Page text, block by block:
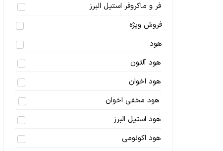
فر و ماکروفر استیل البرز
فروش ویژه
هود
هود آلتون
هود اخوان
هود مخفی اخوان
هود استیل البرز
هود اکونومی